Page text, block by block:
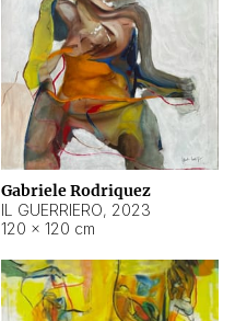
Gabriele Rodriquez
IL GUERRIERO, 2023
120 × 120 cm